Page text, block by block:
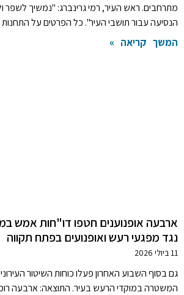
מתרחבים. ראש העיר, רמי גרינברג: "נמשיך לשפר
הנסיעה עבור תושבי העיר". כל הפרטים על התחנות
המשך קריאה »
ארבעה אופנוענים חטפו דו"חות אמש
נגד מפגעי רעש ואופנועים בפתח תקווה
11 ביולי 2026
גם בסוף השבוע האחרון פעלו כוחות השיטור העירוני,
המשטרה במוקדי הרעש בעיר. התוצאה: ארבעה